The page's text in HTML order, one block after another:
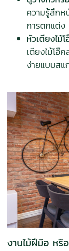
ความรู้สึก
การตกแต่ง
หัวเตียงไม้โ
เตียงไม้โอ๊
ง่ายแบบสแ
งานไม้ฝีมือ หรื